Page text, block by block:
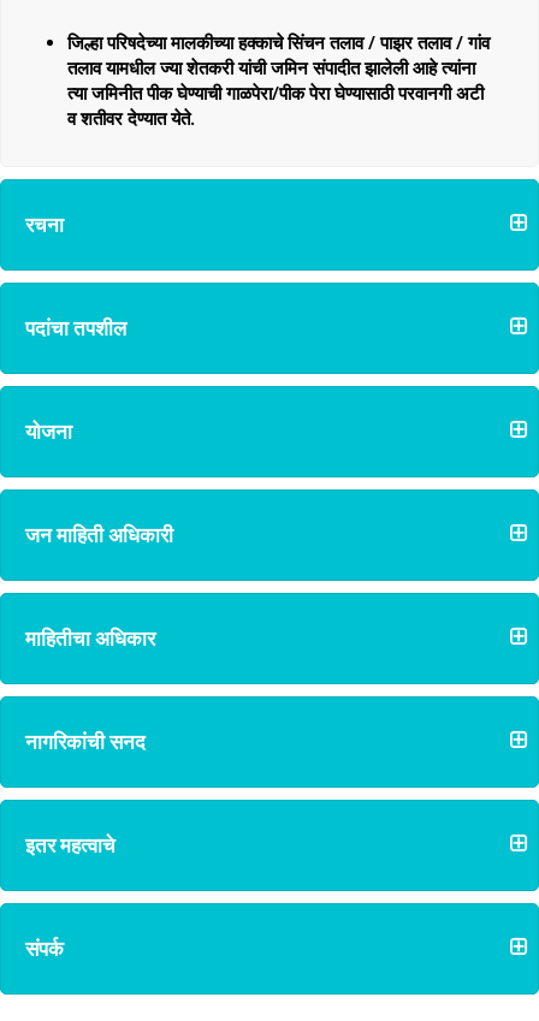
जिल्हा परिषदेच्या मालकीच्या हक्काचे सिंचन तलाव / पाझर तलाव / गांव
तलाव यामधील ज्या शेतकरी यांची जमिन संपादीत झालेली आहे त्यांना
त्या जमिनीत पीक घेण्याची गाळपेरा/पीक पेरा घेण्यासाठी परवानगी अटी
व शतीवर देण्यात येते.
रचना
पदांचा तपशील
योजना
जन माहिती अधिकारी
माहितीचा अधिकार
नागरिकांची सनद
इतर महत्वाचे
संपर्क